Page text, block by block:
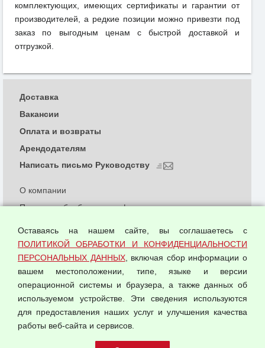
комплектующих, имеющих сертификаты и гарантии от
производителей, а редкие позиции можно привезти под
заказ по выгодным ценам с быстрой доставкой и
отгрузкой.
© 2026 ООО "Феникс"
О компании
Политика обработки и конфиденциальности
Согласием на обработку персональных данных
Оферта оптовой купли-продажи
Публичная оферта
Доставка
Вакансии
Оплата и возвраты
Арендодателям
Написать письмо Руководству
Оставаясь на нашем сайте, вы соглашаетесь с
ПОЛИТИКОЙ ОБРАБОТКИ И КОНФИДЕНЦИАЛЬНОСТИ
ПЕРСОНАЛЬНЫХ ДАННЫХ, включая сбор информации о
вашем местоположении, типе, языке и версии
операционной системы и браузера, а также данных об
используемом устройстве. Эти сведения используются
для предоставления наших услуг и улучшения качества
работы веб-сайта и сервисов.